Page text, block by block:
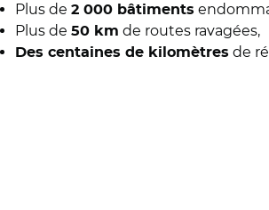
Plus de 2 000 bâtiments
Plus de 50 km de routes ravagées,
Des centaines de kilomètres de